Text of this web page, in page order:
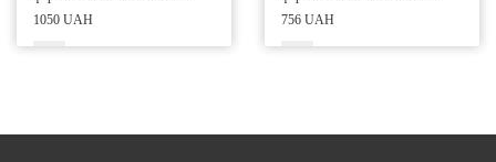
(2004-2011) Hella 2 AFS на
1050 UAH
(2004-2011) AFS с Hella 2 на
756 UAH